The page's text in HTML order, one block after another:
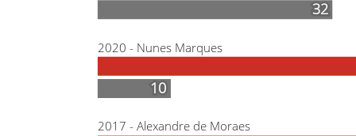
2017 - Alexandre de Moraes
2020 - Nunes Marques
10
10
32
32